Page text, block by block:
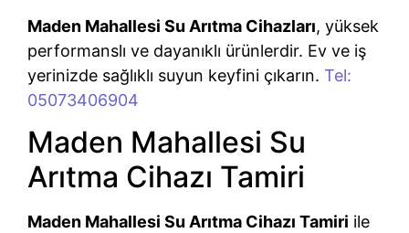
Maden Mahallesi Su Arıtma Cihazları, yüksek
performanslı ve dayanıklı ürünlerdir. Ev ve iş
yerinizde sağlıklı suyun keyfini çıkarın. Tel:
05073406904
Maden Mahallesi Su
Arıtma Cihazı Tamiri
Maden Mahallesi Su Arıtma Cihazı Tamiri ile